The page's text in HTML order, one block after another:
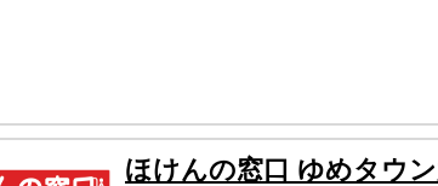
ほけんの窓口 ゆめタウ